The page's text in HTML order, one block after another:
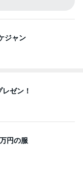
ジャン
ゼン！
円の服